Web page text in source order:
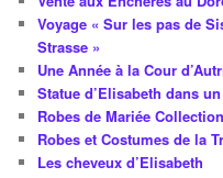
Voyage « Sur les pas de
Strasse »
Une Année à la Cour
Statue d’Elisabeth dans
Robes de Mariée
Robes et Costumes de la
Les cheveux d’Elisabeth